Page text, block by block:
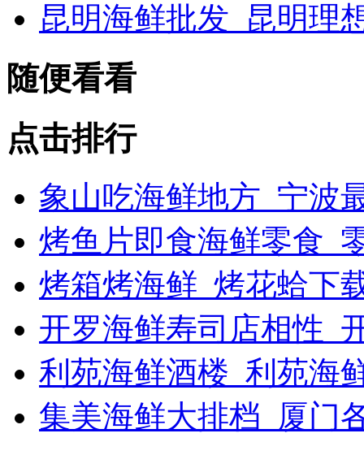
昆明海鲜批发_昆明理
随便看看
点击排行
象山吃海鲜地方_宁波
烤鱼片即食海鲜零食_
烤箱烤海鲜_烤花蛤下
开罗海鲜寿司店相性_
利苑海鲜酒楼_利苑海
集美海鲜大排档_厦门